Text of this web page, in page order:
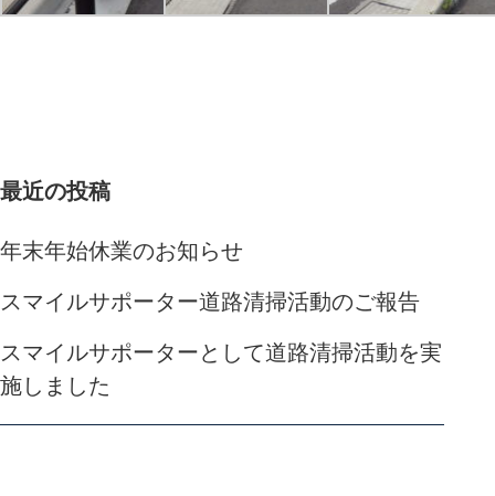
最近の投稿
年末年始休業のお知らせ
スマイルサポーター道路清掃活動のご報告
スマイルサポーターとして道路清掃活動を実
施しました